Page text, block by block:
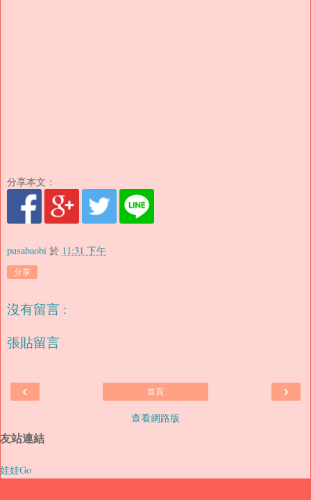
分享本文：
pusabaobi 於 11:31 下午
分享
沒有留言 :
張貼留言
‹ ›
首頁
查看網路版
友站連結
娃娃Go